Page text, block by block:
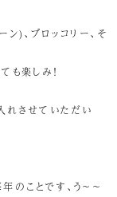
)、ブロッコリー、そ
も楽しみ！
れさせていただい
ことです、う～～